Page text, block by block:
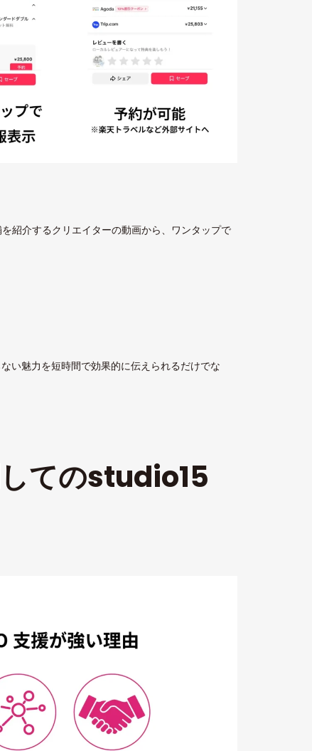
紹介するクリエイターの動画から、ワンタップで
い魅力を短時間で効果的に伝えられるだけでな
てのstudio15